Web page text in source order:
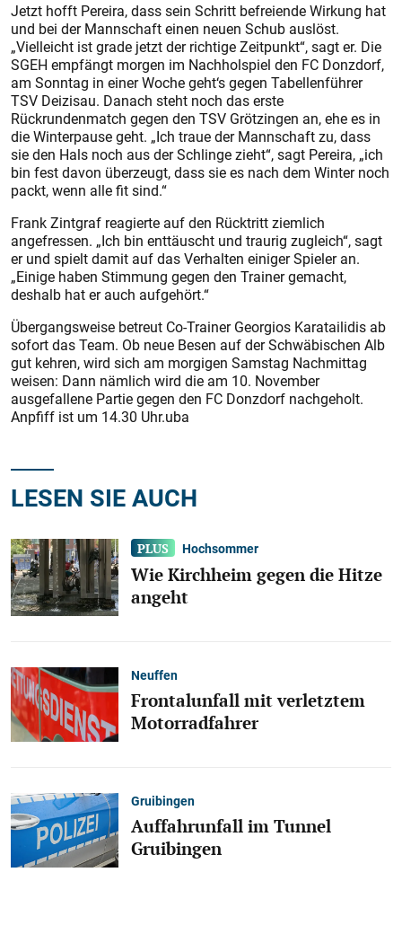
Jetzt hofft Pereira, dass sein Schritt befreiende Wirkung hat
und bei der Mannschaft einen neuen Schub auslöst.
„Vielleicht ist grade jetzt der richtige Zeitpunkt“, sagt er. Die
SGEH empfängt morgen im Nachholspiel den FC Donzdorf,
am Sonntag in einer Woche geht‘s gegen Tabellenführer
TSV Deizisau. Danach steht noch das erste
Rückrundenmatch gegen den TSV Grötzingen an, ehe es in
die Winterpause geht. „Ich traue der Mannschaft zu, dass
sie den Hals noch aus der Schlinge zieht“, sagt Pereira, „ich
bin fest davon überzeugt, dass sie es nach dem Winter noch
packt, wenn alle fit sind.“
Frank Zintgraf reagierte auf den Rücktritt ziemlich
angefressen. „Ich bin enttäuscht und traurig zugleich“, sagt
er und spielt damit auf das Verhalten einiger Spieler an.
„Einige haben Stimmung gegen den Trainer gemacht,
deshalb hat er auch aufgehört.“
Übergangsweise betreut Co-Trainer Georgios Karatailidis ab
sofort das Team. Ob neue Besen auf der Schwäbischen Alb
gut kehren, wird sich am morgigen Samstag Nachmittag
weisen: Dann nämlich wird die am 10. November
ausgefallene Partie gegen den FC Donzdorf nachgeholt.
Anpfiff ist um 14.30 Uhr.uba
LESEN SIE AUCH
Hochsommer
Wie Kirchheim gegen die Hitze
angeht
Neuffen
Frontalunfall mit verletztem
Motorradfahrer
Gruibingen
Auffahrunfall im Tunnel
Gruibingen